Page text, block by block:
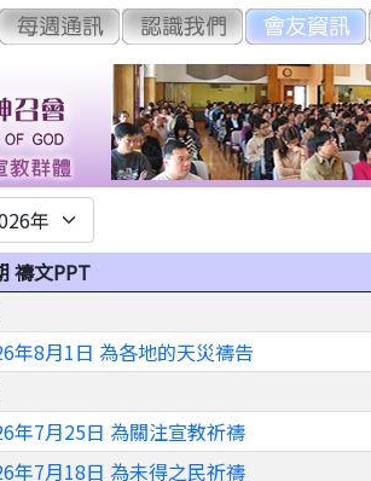
禱文PPT
年8月1日 為各地的天災禱告
年7月25日 為關注宣教祈禱
年7月18日 為未得之民祈禱